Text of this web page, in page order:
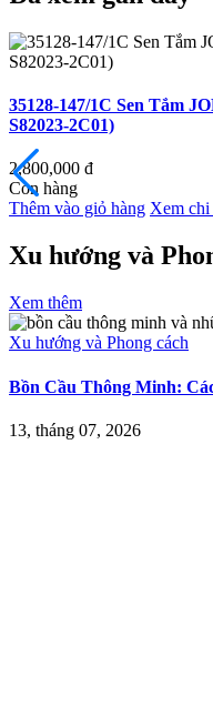
35128-147/1C Sen Tắm
S82023-2C01)
2,800,000 đ
Còn hàng
Thêm vào giỏ hàng Xem chi
Xu hướng và
Xem thêm
Xu hướng và Phong cách
Bồn Cầu Thông Minh:
13, tháng 07, 2026